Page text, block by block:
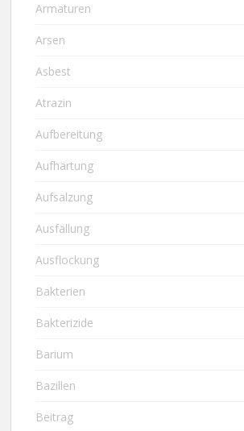
Armaturen
Arsen
Asbest
Atrazin
Aufbereitung
Aufhärtung
Aufsalzung
Ausfällung
Ausflockung
Bakterien
Bakterizide
Barium
Bazillen
Beitrag